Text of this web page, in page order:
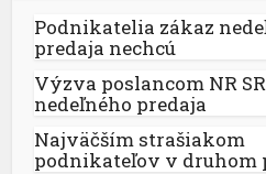
Podnikatelia zákaz
predaja nechcú
Výzva poslancom NR
nedeľného predaja
Najväčším strašiakom
podnikateľov v druhom